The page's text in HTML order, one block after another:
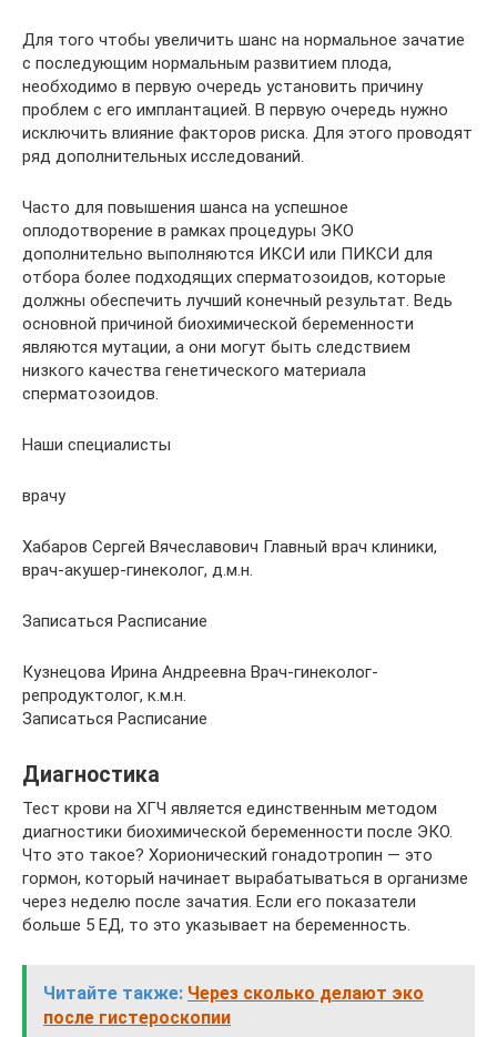
Для того чтобы увеличить шанс на нормальное зачатие
с последующим нормальным развитием плода,
необходимо в первую очередь установить причину
проблем с его имплантацией. В первую очередь нужно
исключить влияние факторов риска. Для этого проводят
ряд дополнительных исследований.
Часто для повышения шанса на успешное
оплодотворение в рамках процедуры ЭКО
дополнительно выполняются ИКСИ или ПИКСИ для
отбора более подходящих сперматозоидов, которые
должны обеспечить лучший конечный результат. Ведь
основной причиной биохимической беременности
являются мутации, а они могут быть следствием
низкого качества генетического материала
сперматозоидов.
Наши специалисты
врачу
Хабаров Сергей Вячеславович Главный врач клиники,
врач-акушер-гинеколог, д.м.н.
Записаться Расписание
Кузнецова Ирина Андреевна Врач-гинеколог-
репродуктолог, к.м.н.
Записаться Расписание
Диагностика
Тест крови на ХГЧ является единственным методом
диагностики биохимической беременности после ЭКО.
Что это такое? Хорионический гонадотропин — это
гормон, который начинает вырабатываться в организме
через неделю после зачатия. Если его показатели
больше 5 ЕД, то это указывает на беременность.
Читайте также: Через сколько делают эко
после гистероскопии